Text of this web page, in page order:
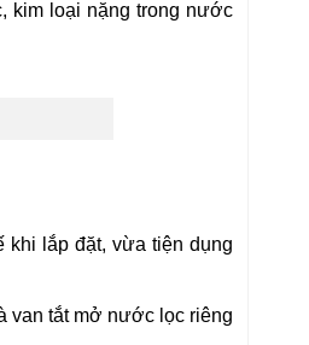
kim loại nặng trong nước
khi lắp đặt, vừa tiện dụng
van tắt mở nước lọc riêng